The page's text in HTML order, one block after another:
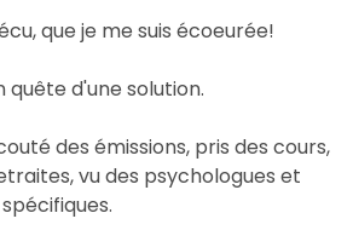
que je me suis écoeurée!
quête d'une solution.
des émissions, pris des cours,
vu des psychologues et